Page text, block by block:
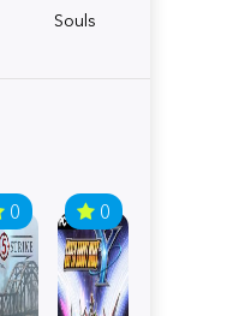
Souls
0 0